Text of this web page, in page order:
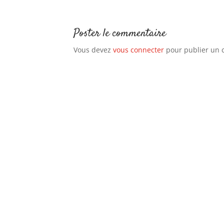
Poster le commentaire
Vous devez vous connecter pour publier un